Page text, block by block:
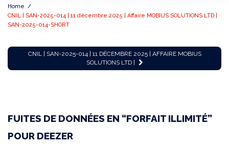
Home /
CNIL | SAN-2025-014 | 11 décembre 2025 | Affaire MOBIUS SOLUTIONS LTD |
SAN-2025-014-SHORT
CNIL
|
014
|
CNIL | SAN-2025-014 | 11 DÉCEMBRE 2025 | AFFAIRE MOBIUS
SOLUTIONS LTD |
FUITES DE DONNÉES EN “FORFAIT ILLIMITÉ”
POUR DEEZER